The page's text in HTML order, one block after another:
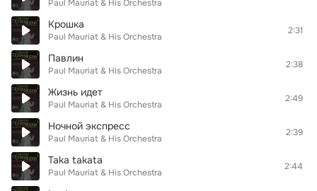
Paul Mauriat & His Orchestra
Крошка
Paul Mauriat & His Orchestra
2:31
Павлин
Paul Mauriat & His Orchestra
2:38
Жизнь идет
Paul Mauriat & His Orchestra
2:49
Ночной экспресс
Paul Mauriat & His Orchestra
2:39
Taka takata
Paul Mauriat & His Orchestra
2:44